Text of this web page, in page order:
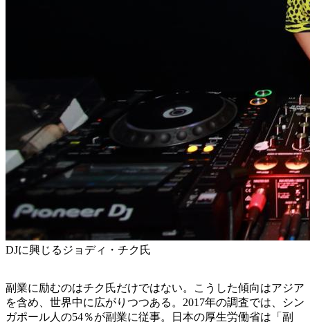
DJに興じるジョディ・チク氏
副業に励むのはチク氏だけではない。こうした傾向はアジア
を含め、世界中に広がりつつある。2017年の調査では、シン
ガポール人の54％が副業に従事。日本の厚生労働省は「副